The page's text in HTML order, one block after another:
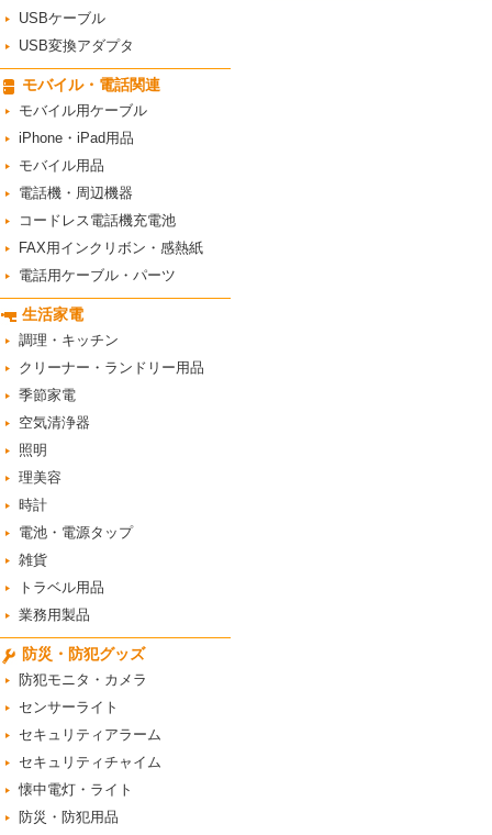
USBケーブル
USB変換アダプタ
モバイル・電話関連
モバイル用ケーブル
iPhone・iPad用品
モバイル用品
電話機・周辺機器
コードレス電話機充電池
FAX用インクリボン・感熱紙
電話用ケーブル・パーツ
生活家電
調理・キッチン
クリーナー・ランドリー用品
季節家電
空気清浄器
照明
理美容
時計
電池・電源タップ
雑貨
トラベル用品
業務用製品
防災・防犯グッズ
防犯モニタ・カメラ
センサーライト
セキュリティアラーム
セキュリティチャイム
懐中電灯・ライト
防災・防犯用品